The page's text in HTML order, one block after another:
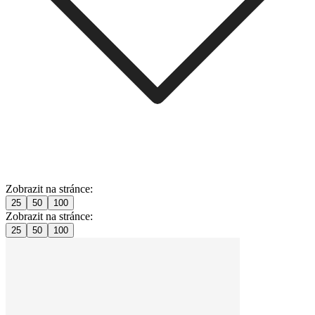
Zobrazit na stránce:
25 50 100
Zobrazit na stránce:
25 50 100